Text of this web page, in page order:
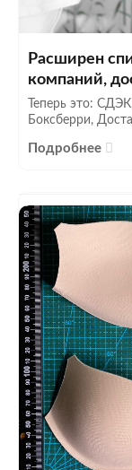
Расширен
компаний,
Теперь это:
Боксберри,
Подробнее